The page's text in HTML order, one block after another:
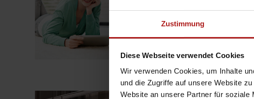
Zustimmung
Diese Webseite verwendet Cookies
Wir verwenden Cookies, um Inhalte
und die Zugriffe auf unsere Website
Website an unsere Partner für soziale
„Das
Zuhause
einer
App“